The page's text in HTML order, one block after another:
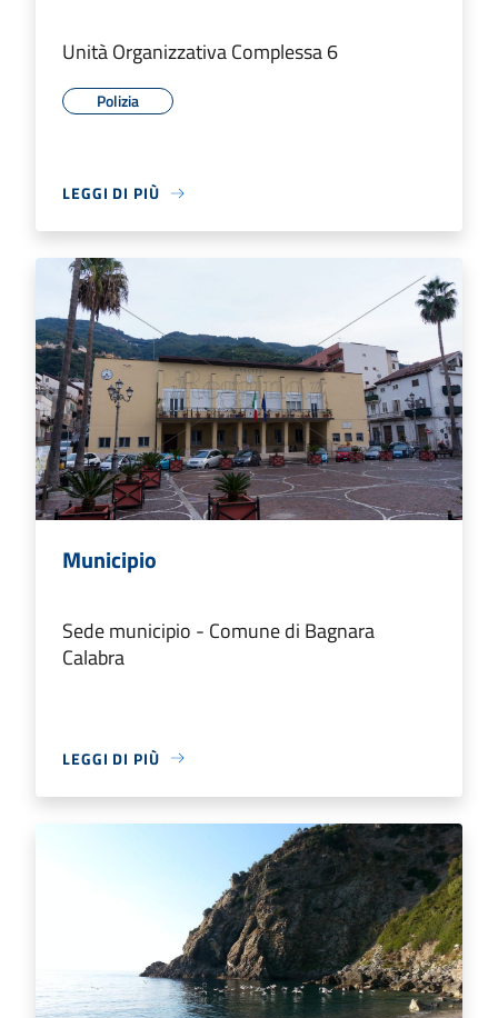
Unità Organizzativa Complessa 6
Polizia
LEGGI DI PIÙ
Municipio
Sede municipio - Comune di Bagnara
Calabra
LEGGI DI PIÙ